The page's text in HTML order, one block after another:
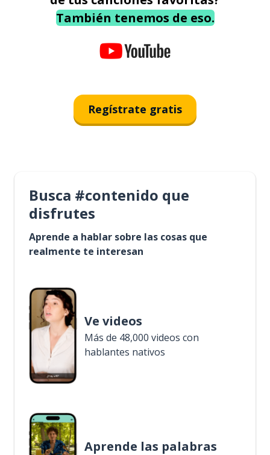
También tenemos de eso.
Regístrate gratis
Busca #contenido que
disfrutes
Aprende a hablar sobre las cosas que
realmente te interesan
Ve videos
Más de 48,000 videos con
hablantes nativos
Aprende las palabras